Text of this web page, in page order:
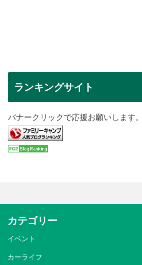
ランキングサイト
バナークリックで応援お願いします。
カテゴリー
イベント
カーライフ